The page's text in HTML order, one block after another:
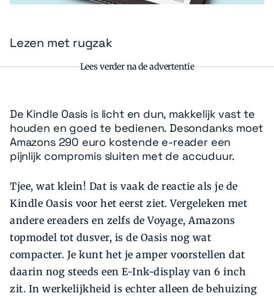
Lezen met rugzak
Lees verder na de advertentie
De Kindle Oasis is licht en dun, makkelijk vast te
houden en goed te bedienen. Desondanks moet
Amazons 290 euro kostende e-reader een
pijnlijk compromis sluiten met de accuduur.
Tjee, wat klein! Dat is vaak de reactie als je de
Kindle Oasis voor het eerst ziet. Vergeleken met
andere ereaders en zelfs de Voyage, Amazons
topmodel tot dusver, is de Oasis nog wat
compacter. Je kunt het je amper voorstellen dat
daarin nog steeds een E-Ink-display van 6 inch
zit. In werkelijkheid is echter alleen de behuizing